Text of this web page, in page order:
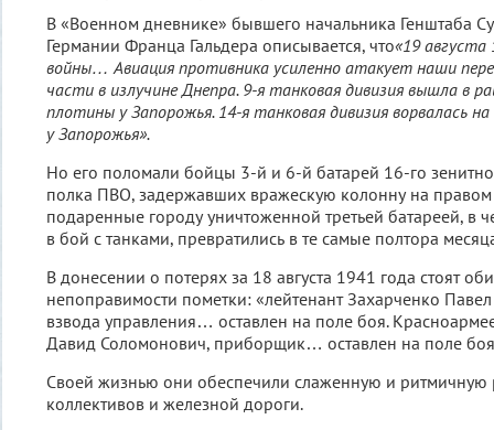
В «Военном дневнике» бывшего начальника Генштаба
Германии Франца Гальдера описывается, что«19 августа
войны… Авиация противника усиленно атакует наши
части в излучине Днепра. 9-я танковая дивизия вышла в
плотины у Запорожья. 14-я танковая дивизия ворвалась
у Запорожья».
Но его поломали бойцы 3-й и 6-й батарей 16-го
полка ПВО, задержавших вражескую колонну на правом
подаренные городу уничтоженной третьей батареей, в
в бой с танками, превратились в те самые полтора
В донесении о потерях за 18 августа 1941 года стоят
непоправимости пометки: «лейтенант Захарченко
взвода управления… оставлен на поле боя.
Давид Соломонович, приборщик… оставлен на поле
Своей жизнью они обеспечили слаженную и ритмичную
коллективов и железной дороги.